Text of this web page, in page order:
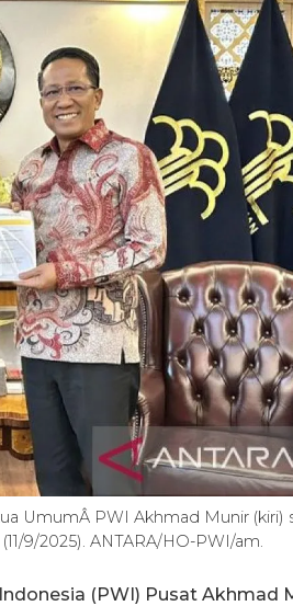
UmumÂ PWI Akhmad Munir (kiri)
9/2025). ANTARA/HO-PWI/am.
(PWI) Pusat Akhmad